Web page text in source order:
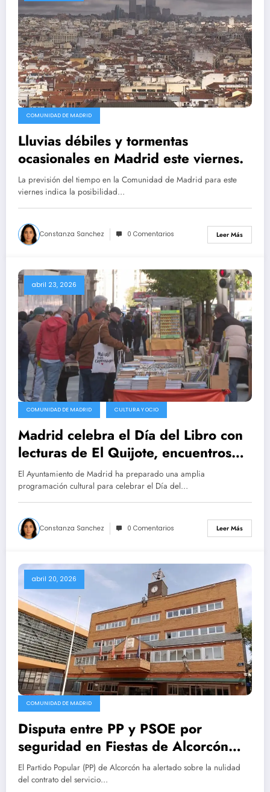
COMUNIDAD DE MADRID
Lluvias débiles y tormentas
ocasionales en Madrid este viernes.
La previsión del tiempo en la Comunidad de Madrid para este
viernes indica la posibilidad…
Constanza Sanchez 0 Comentarios Leer Más
abril 23, 2026
COMUNIDAD DE MADRID CULTURA Y OCIO
Madrid celebra el Día del Libro con
lecturas de El Quijote, encuentros
literarios y más actividades en
español
El Ayuntamiento de Madrid ha preparado una amplia
programación cultural para celebrar el Día del…
Constanza Sanchez 0 Comentarios Leer Más
abril 20, 2026
COMUNIDAD DE MADRID
Disputa entre PP y PSOE por
seguridad en Fiestas de Alcorcón
2025.
El Partido Popular (PP) de Alcorcón ha alertado sobre la nulidad
del contrato del servicio…